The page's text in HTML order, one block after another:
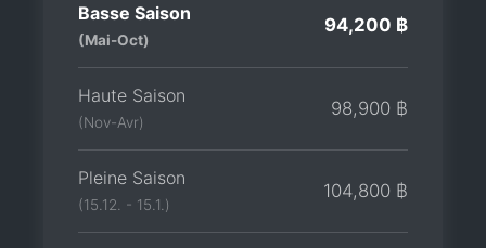
Basse Saison
(Mai-Oct)
94,200 ฿
Haute Saison
(Nov-Avr)
98,900 ฿
Pleine Saison
(15.12. - 15.1.)
104,800 ฿